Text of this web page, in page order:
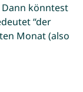
könntest
“der
Monat (also